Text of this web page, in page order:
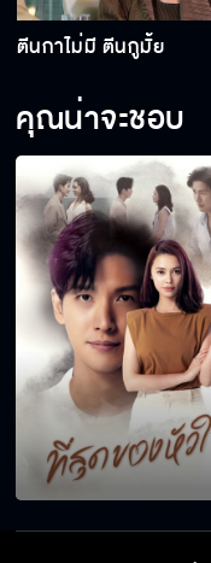
ตีนกาไม่มี ตีนกูมั้ย
คุณน่าจะชอบ